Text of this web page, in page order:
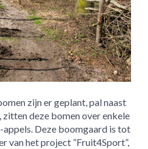
zijn er geplant, pal naast
zitten deze bomen over enkele
appels. Deze boomgaard is tot
van het project ”Fruit4Sport”,